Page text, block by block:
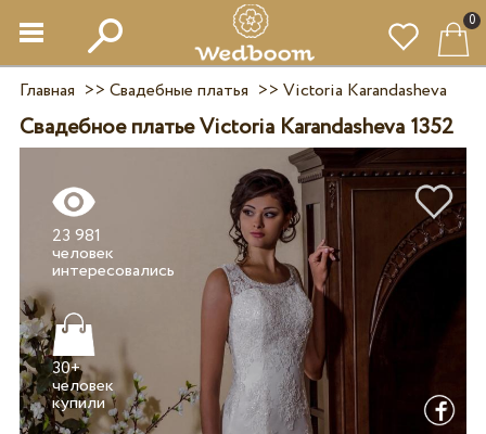
0
Главная >> Свадебные платья >> Victoria Karandasheva
Свадебное платье Victoria Karandasheva 1352
23 981
человек
30+
человек
купили